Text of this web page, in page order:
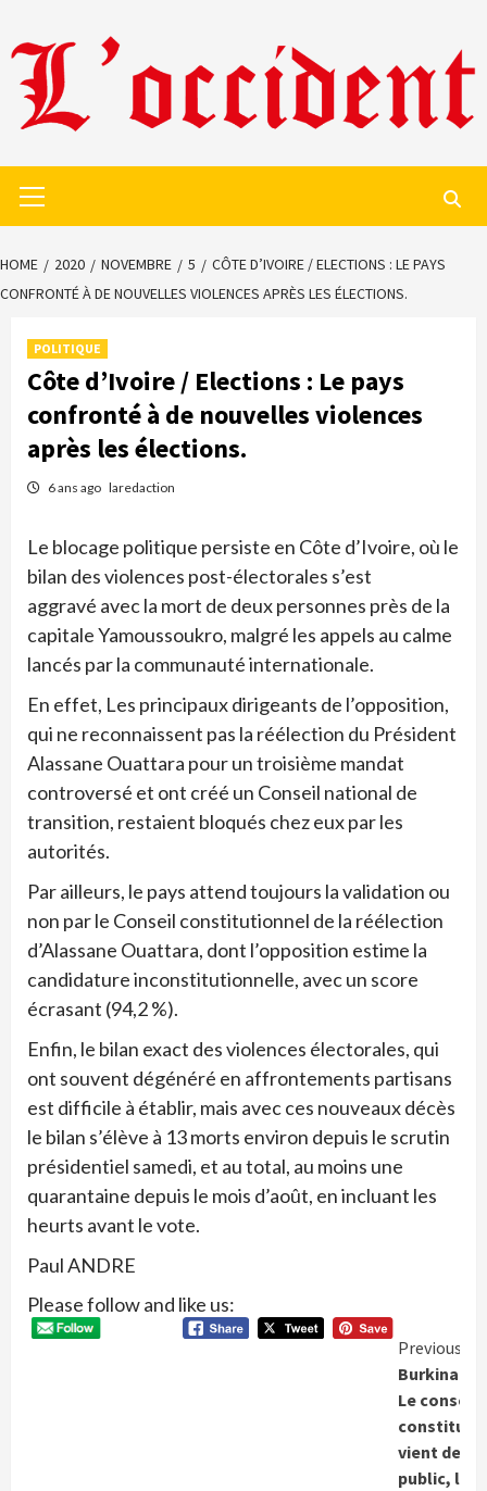
to
content
Menu
HOME 2020 NOVEMBRE 5
CÔTE D’IVOIRE / ELECTIONS : LE PAYS
CONFRONTÉ À DE NOUVELLES VIOLENCES APRÈS LES ÉLECTIONS.
POLITIQUE
Côte d’Ivoire / Elections : Le pays
confronté à de nouvelles violences
après les élections.
6 ans ago laredaction
Le blocage politique persiste en Côte d’Ivoire, où le
bilan des violences post-électorales s’est
aggravé avec la mort de deux personnes près de la
capitale Yamoussoukro, malgré les appels au calme
lancés par la communauté internationale.
En effet, Les principaux dirigeants de l’opposition,
qui ne reconnaissent pas la réélection du Président
Alassane Ouattara pour un troisième mandat
controversé et ont créé un Conseil national de
transition, restaient bloqués chez eux par les
autorités.
Par ailleurs, le pays attend toujours la validation ou
non par le Conseil constitutionnel de la réélection
d’Alassane Ouattara, dont l’opposition estime la
candidature inconstitutionnelle, avec un score
écrasant (94,2 %).
Enfin, le bilan exact des violences électorales, qui
ont souvent dégénéré en affrontements partisans
est difficile à établir, mais avec ces nouveaux décès
le bilan s’élève à 13 morts environ depuis le scrutin
présidentiel samedi, et au total, au moins une
quarantaine depuis le mois d’août, en incluant les
heurts avant le vote.
Paul ANDRE
Please follow and like us:
Previous
Burkina
Le conseil
vient de
public, la